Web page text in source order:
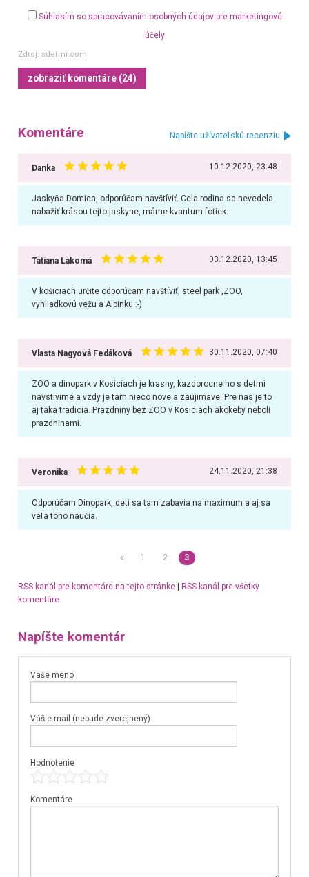
Súhlasím so spracovávaním osobných údajov pre marketingové
účely
Zdroj: sdetmi.com
zobraziť komentáre (24)
Komentáre Napíšte užívateľskú recenziu
Danka 10.12.2020, 23:48
Jaskyňa Domica, odporúčam navštíviť. Cela rodina sa nevedela
nabažiť krásou tejto jaskyne, máme kvantum fotiek.
Tatiana Lakomá 03.12.2020, 13:45
V košiciach určite odporúčam navštíviť, steel park ,ZOO,
vyhliadkovú vežu a Alpinku :-)
Vlasta Nagyová Fedáková 30.11.2020, 07:40
ZOO a dinopark v Kosiciach je krasny, kazdorocne ho s detmi
navstivime a vzdy je tam nieco nove a zaujimave. Pre nas je to
aj taka tradicia. Prazdniny bez ZOO v Kosiciach akokeby neboli
prazdninami.
Veronika 24.11.2020, 21:38
Odporúčam Dinopark, deti sa tam zabavia na maximum a aj sa
veľa toho naučia.
« 1 2 3
RSS kanál pre komentáre na tejto stránke| RSS kanál pre všetky
komentáre
Napíšte komentár
Vaše meno
Váš e-mail (nebude zverejnený)
Hodnotenie
Komentáre